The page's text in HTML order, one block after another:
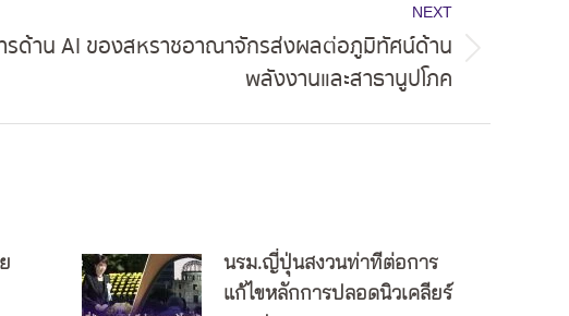
NEXT
ด้าน AI ของสหราชอาณาจักรส่งผลต่อภูมิทัศน์ด้าน
พลังงานและสาธานูปโภค
นรม.ญี่ปุ่นสงวนท่าทีต่อการ
แก้ไขหลักการปลอดนิวเคลียร์